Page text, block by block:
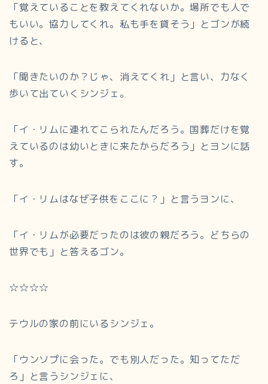
「覚えていることを教えてくれないか。場所でも人で
もいい。協力してくれ。私も手を貸そう」とゴンが続
けると、
「聞きたいのか？じゃ、消えてくれ」と言い、力なく
歩いて出ていくシンジェ。
「イ・リムに連れてこられたんだろう。国葬だけを覚
えているのは幼いときに来たからだろう」とヨンに話
す。
「イ・リムはなぜ子供をここに？」と言うヨンに、
「イ・リムが必要だったのは彼の親だろう。どちらの
世界でも」と答えるゴン。
☆☆☆☆
テウルの家の前にいるシンジェ。
「ウンソプに会った。でも別人だった。知ってただ
ろ」と言うシンジェに、